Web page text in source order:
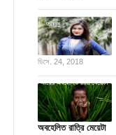
ডিসে. 24, 2018
অবহেলিত রাত্রি মেয়েটা